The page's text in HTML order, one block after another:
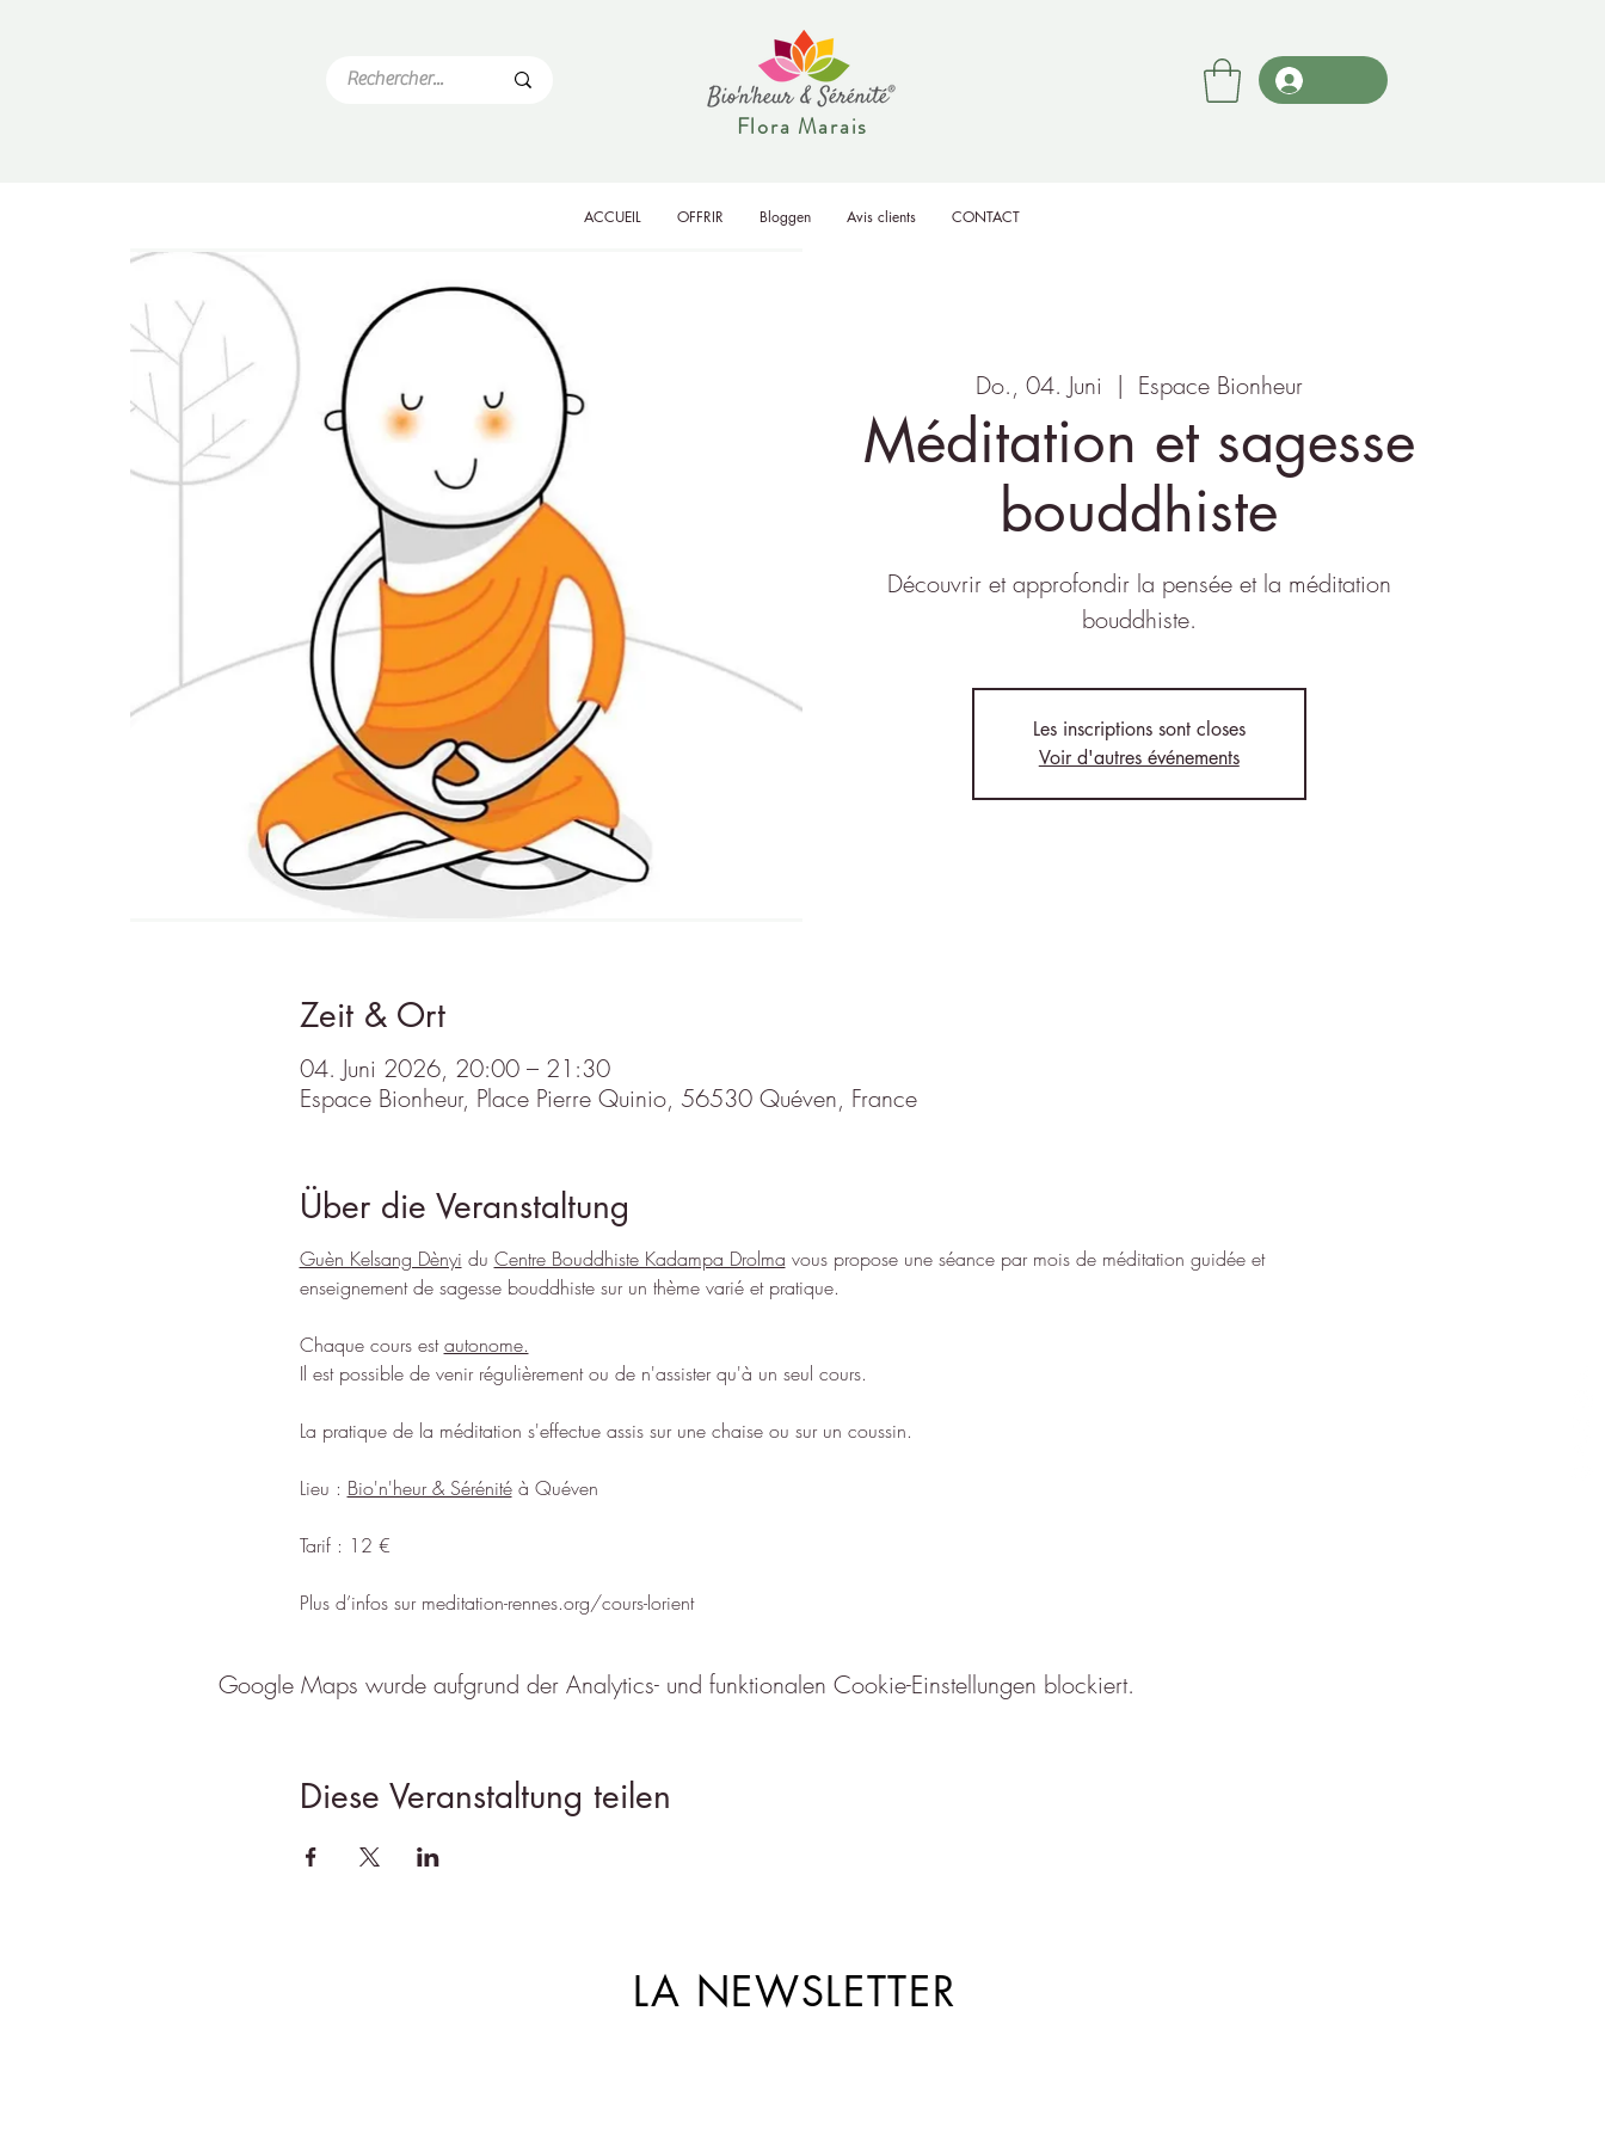
Flora Marais
ACCUEIL OFFRIR Bloggen Avis clients CONTACT
Do., 04. Juni
  |
Espace Bionheur
Méditation et sagesse
bouddhiste
Découvrir et approfondir la pensée et la méditation
bouddhiste.
Les inscriptions sont closes
Voir d'autres événements
Zeit & Ort
04. Juni 2026, 20:00 – 21:30
Espace Bionheur, Place Pierre Quinio, 56530 Quéven, France
Über die Veranstaltung
Guèn Kelsang Dènyi du Centre Bouddhiste Kadampa Drolma vous propose une séance par mois de méditation guidée et
enseignement de sagesse bouddhiste sur un thème varié et pratique.
Chaque cours est autonome.
Il est possible de venir régulièrement ou de n'assister qu'à un seul cours.
La pratique de la méditation s'effectue assis sur une chaise ou sur un coussin.
Lieu : Bio'n'heur & Sérénité à Quéven
Tarif : 12 €
Plus d’infos sur meditation-rennes.org/cours-lorient
Google Maps wurde aufgrund der Analytics- und funktionalen Cookie-Einstellungen blockiert.
Diese Veranstaltung teilen
LA NEWSLETTER